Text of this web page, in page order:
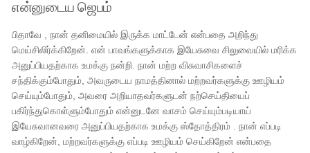
என்னுடைய ஜெபம்
பிதாவே , நான் தனிமையில் இருக்க மாட்டேன் என்பதை அறிந்து
மெய்சிலிர்க்கிறேன். என் பாவங்களுக்காக இயேசுவை சிலுவையில் மரிக்க
அனுப்பியதற்காக உமக்கு நன்றி. நான் மற்ற விசுவாசிகளைச்
சந்திக்கும்போதும், அவருடைய நாமத்தினால் மற்றவர்களுக்கு ஊழியம்
செய்யும்போதும், அவரை அறியாதவர்களுடன் நற்செய்தியைப்
பகிர்ந்துகொள்ளும்போதும் என்னுடனே வாசம் செய்யும்படியாய்
இயேசுவானவரை அனுப்பியதற்காக உமக்கு ஸ்தோத்திரம் . நான் எப்படி
வாழ்கிறேன், மற்றவர்களுக்கு எப்படி ஊழியம் செய்கிறேன் என்பதை